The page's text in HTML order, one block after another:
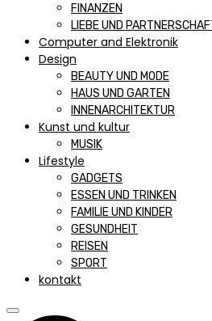
FINANZEN
LIEBE UND
Computer and Elektronik
Design
BEAUTY UND MODE
HAUS UND GARTEN
INNENARCHITEKTUR
Kunst und kultur
MUSIK
Lifestyle
GADGETS
ESSEN UND TRINKEN
FAMILIE UND KINDER
GESUNDHEIT
REISEN
SPORT
kontakt